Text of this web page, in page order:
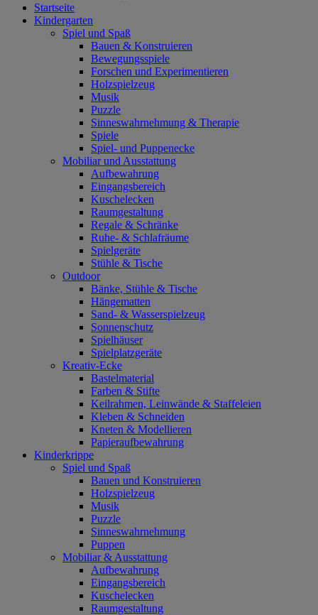
Startseite
Kindergarten
Spiel und Spaß
Bauen & Konstruieren
Bewegungsspiele
Forschen und Experimentieren
Holzspielzeug
Musik
Puzzle
Sinneswahrnehmung & Therapie
Spiele
Spiel- und Puppenecke
Mobiliar und Ausstattung
Aufbewahrung
Eingangsbereich
Kuschelecken
Raumgestaltung
Regale & Schränke
Ruhe- & Schlafräume
Spielgeräte
Stühle & Tische
Outdoor
Bänke, Stühle & Tische
Hängematten
Sand- & Wasserspielzeug
Sonnenschutz
Spielhäuser
Spielplatzgeräte
Kreativ-Ecke
Bastelmaterial
Farben & Stifte
Keilrahmen, Leinwände & Staffeleien
Kleben & Schneiden
Kneten & Modellieren
Papieraufbewahrung
Kinderkrippe
Spiel und Spaß
Bauen und Konstruieren
Holzspielzeug
Musik
Puzzle
Sinneswahrnehmung
Puppen
Mobiliar & Ausstattung
Aufbewahrung
Eingangsbereich
Kuschelecken
Raumgestaltung